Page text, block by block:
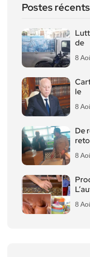
Postes récents
de
8
le
8
De
8
8